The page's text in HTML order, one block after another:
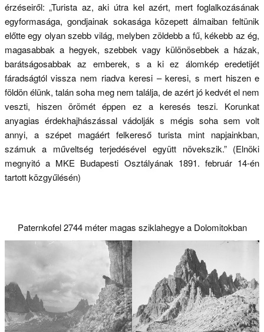
érzéseiről: „Turista az, aki útra kel azért, mert foglalkozásának
egyformasága, gondjainak sokasága közepett álmaiban feltünik
előtte egy olyan szebb világ, melyben zöldebb a fű, kékebb az ég,
magasabbak a hegyek, szebbek vagy különösebbek a házak,
barátságosabbak az emberek, s a ki ez álomkép eredetijét
fáradságtól vissza nem riadva keresi – keresi, s mert hiszen e
földön élünk, talán soha meg nem találja, de azért jó kedvét el nem
veszti, hiszen örömét éppen ez a keresés teszi. Korunkat
anyagias érdekhajhászással vádolják s mégis soha sem volt
annyi, a szépet magáért felkereső turista mint napjainkban,
számuk a műveltség terjedésével együtt növekszik.” (Elnöki
megnyitó a MKE Budapesti Osztályának 1891. február 14-én
tartott közgyűlésén)
Paternkofel 2744 méter magas sziklahegye a Dolomitokban